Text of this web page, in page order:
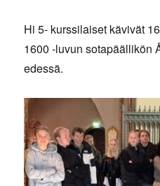
Hi 5- kurssilaiset kävivät
1600 -luvun sotapäällikön
edessä.